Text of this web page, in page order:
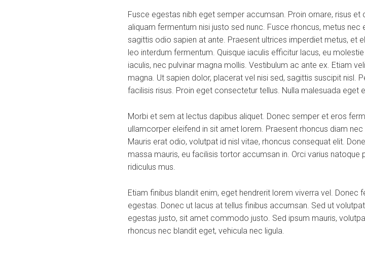
Fusce egestas nibh eget semper accumsan. Proin ornare, risus
aliquam fermentum nisi justo sed nunc. Fusce rhoncus, metus
sagittis odio sapien at ante. Praesent ultrices imperdiet metus, et
leo interdum fermentum. Quisque iaculis efficitur lacus, eu
iaculis, nec pulvinar magna mollis. Vestibulum ac ante ex. Etiam
magna. Ut sapien dolor, placerat vel nisi sed, sagittis suscipit nisl.
facilisis risus. Proin eget consectetur tellus. Nulla malesuada eget
Morbi et sem at lectus dapibus aliquet. Donec semper et eros
ullamcorper eleifend in sit amet lorem. Praesent rhoncus diam
Mauris erat odio, volutpat id nisl vitae, rhoncus consequat elit.
massa mauris, eu facilisis tortor accumsan in. Orci varius
ridiculus mus.
Etiam finibus blandit enim, eget hendrerit lorem viverra vel.
egestas. Donec ut lacus at tellus finibus accumsan. Sed ut
egestas justo, sit amet commodo justo. Sed ipsum mauris,
rhoncus nec blandit eget, vehicula nec ligula.